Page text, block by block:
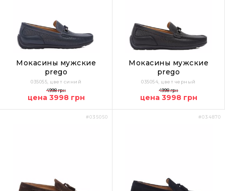
Мокасины мужские
prego
035055, цвет синий
4998 грн
цена 3998 грн
Мокасины мужские
prego
035054, цвет черный
4998 грн
цена 3998 грн
#035050 #034870